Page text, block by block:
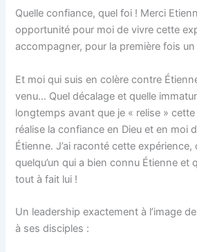
Quelle confiance, quel foi ! Merci
opportunité pour moi de vivre cette
accompagner, pour la première fois
Et moi qui suis en colère contre
venu… Quel décalage et quelle
longtemps avant que je « relise »
réalise la confiance en Dieu et en moi
Étienne. J’ai raconté cette
quelqu’un qui a bien connu Étienne et
tout à fait lui !
Un leadership exactement à l’image
à ses disciples :